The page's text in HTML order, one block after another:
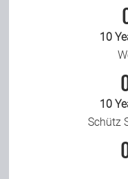
10
10
Schütz